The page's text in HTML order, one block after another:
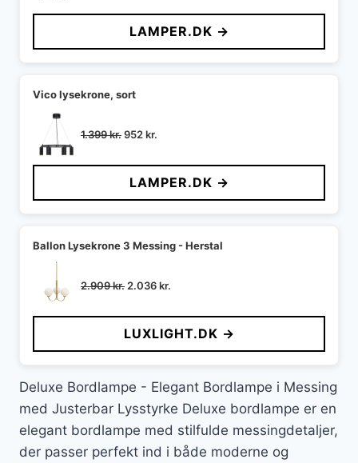
pris
var:
2.699 kr..
pris
er:
2.015 kr..
LAMPER.DK →
Vico lysekrone, sort
1.399kr.Den
pris
var:
1.399 kr..
952kr.
pris
er:
952 kr..
LAMPER.DK →
Ballon Lysekrone 3 Messing - Herstal
2.909kr. Den
pris
var:
2.909 kr..
2.036kr.
pris
er:
2.036 kr..
LUXLIGHT.DK →
Deluxe Bordlampe - Elegant Bordlampe i Messing
med Justerbar Lysstyrke Deluxe bordlampe er en
elegant bordlampe med stilfulde messingdetaljer,
der passer perfekt ind i både moderne og